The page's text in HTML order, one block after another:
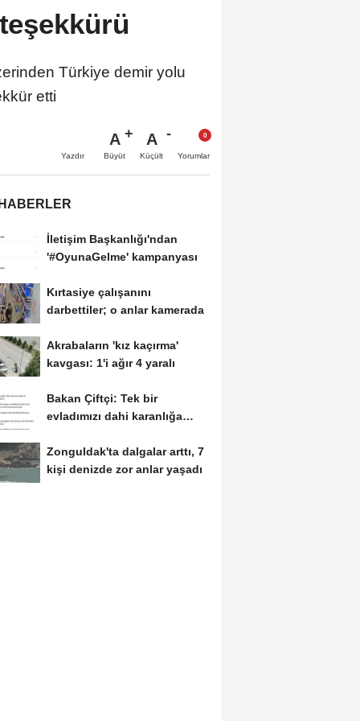
Türkiye demir yolu
etti
Yazdır
A
Büyüt
A
Küçült Yorumlar
İletişim Başkanlığı'ndan
'#OyunaGelme' kampanyası
Kırtasiye çalışanını
darbettiler; o anlar kamerada
Akrabaların 'kız kaçırma'
kavgası: 1'i ağır 4 yaralı
Bakan Çiftçi: Tek bir
evladımızı dahi karanlığa
Zonguldak'ta dalgalar arttı, 7
kişi denizde zor anlar yaşadı